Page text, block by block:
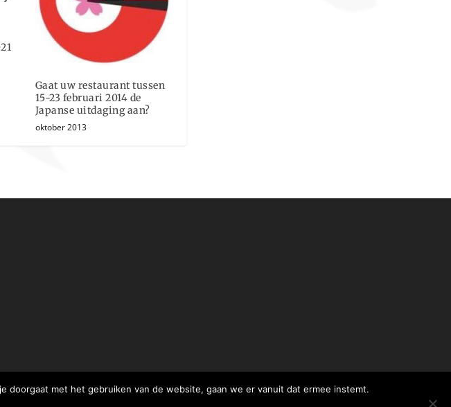
Gaat uw restaurant tussen
15-23 februari 2014 de
Japanse uitdaging aan?
oktober 2013
doorgaat met het gebruiken van de website, gaan we er vanuit dat ermee instemt.